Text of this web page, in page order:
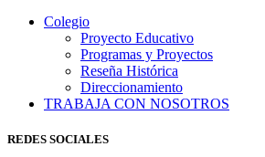
Colegio
Proyecto Educativo
Programas y Proyectos
Reseña Histórica
Direccionamiento
TRABAJA CON NOSOTROS
REDES SOCIALES